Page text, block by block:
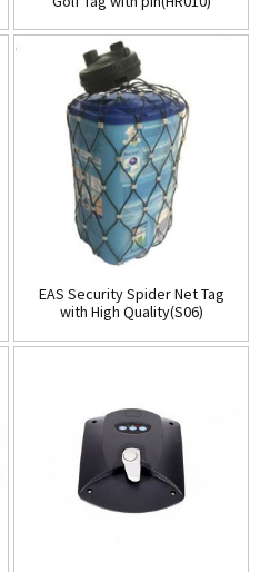
EAS Security Spider Net Tag
with High Quality(S06)